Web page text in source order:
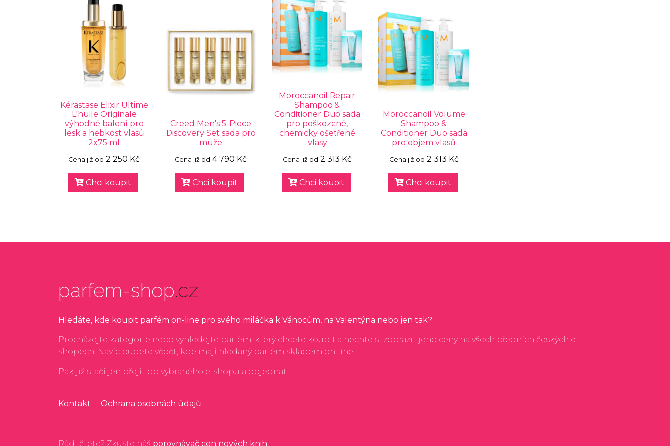
Kérastase Elixir Ultime
L'huile Originale
výhodné balení pro
lesk a hebkost vlasů
2x75 ml
Cena již od 2 250 Kč
Chci koupit
Creed Men's 5-Piece
Discovery Set sada pro
muže
Cena již od 4 790 Kč
Chci koupit
Moroccanoil Repair
Shampoo &
Conditioner Duo sada
pro poškozené,
chemicky ošetřené
vlasy
Cena již od 2 313 Kč
Chci koupit
Moroccanoil Volume
Shampoo &
Conditioner Duo sada
pro objem vlasů
Cena již od 2 313 Kč
Chci koupit
parfem-shop.cz
Hledáte, kde koupit parfém on-line pro svého miláčka k Vánocům, na Valentýna nebo jen tak?
Procházejte kategorie nebo vyhledejte parfém, který chcete koupit a nechte si zobrazit jeho ceny na všech předních českých e-
shopech. Navíc budete vědět, kde mají hledaný parfém skladem on-line!
Pak již stačí jen přejít do vybraného e-shopu a objednat...
Kontakt Ochrana osobnách údajů
Rádi čtete? Zkuste náš porovnávač cen nových knih